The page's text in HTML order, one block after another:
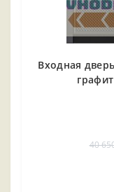
Входная
40